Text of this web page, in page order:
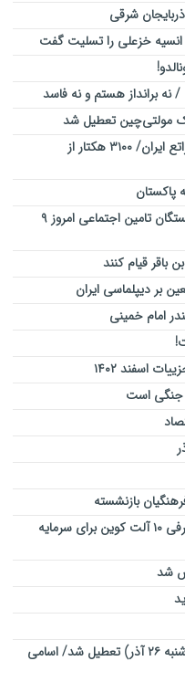
خزعلی را تسلیت گفت
برانداز هستم و نه فاسد
مولتی‌چین تعطیل شد
آتش‌سوزی‌های گسترده در جنگل‌ها و مراتع ایران/ ۳۱۰۰ هکتار از
آخرین خبر از همسان سازی حقوق بازنشستگان تامین اجتماعی امروز ۹
قیام کنند
بر دیپلماسی ایران
امام خمینی
اسفند ۱۴۰۲
جنگی است
بازنشسته
بازار ارزهای دیجیتال گاوی می شود / معرفی ۱۰ آلت کوین برای سرمایه
شد
مدارس این شهرها و استان‌ها فردا (چهارشنبه ۲۶ آذر) تعطیل شد/ اسامی